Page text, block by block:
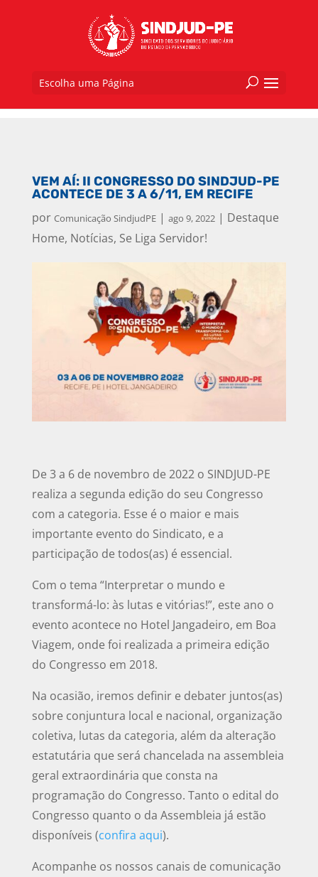
Escolha uma Página
VEM AÍ: II CONGRESSO DO SINDJUD-PE
ACONTECE DE 3 A 6/11, EM RECIFE
por Comunicação SindjudPE| ago 9, 2022| Destaque
Home, Notícias, Se Liga Servidor!
De 3 a 6 de novembro de 2022 o SINDJUD-PE
realiza a segunda edição do seu Congresso
com a categoria. Esse é o maior e mais
importante evento do Sindicato, e a
participação de todos(as) é essencial.
Com o tema “Interpretar o mundo e
transformá-lo: às lutas e vitórias!”, este ano o
evento acontece no Hotel Jangadeiro, em Boa
Viagem, onde foi realizada a primeira edição
do Congresso em 2018.
Na ocasião, iremos definir e debater juntos(as)
sobre conjuntura local e nacional, organização
coletiva, lutas da categoria, além da alteração
estatutária que será chancelada na assembleia
geral extraordinária que consta na
programação do Congresso. Tanto o edital do
Congresso quanto o da Assembleia já estão
disponíveis (confira aqui).
Acompanhe os nossos canais de comunicação